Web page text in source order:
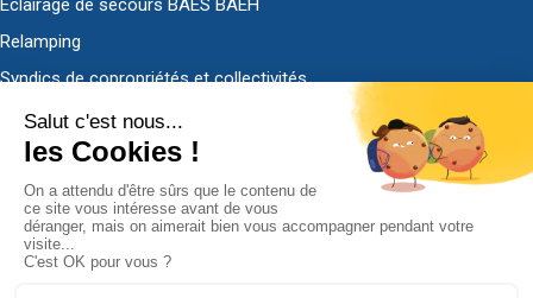
Eclairage de secours BAES BAEH
Relamping
Syndics de copropriétés et collectivités
Découvrir ADS-EL
Qui sommes-nous ?
Nous contacter
Demander un devis
Politique de confidentialité